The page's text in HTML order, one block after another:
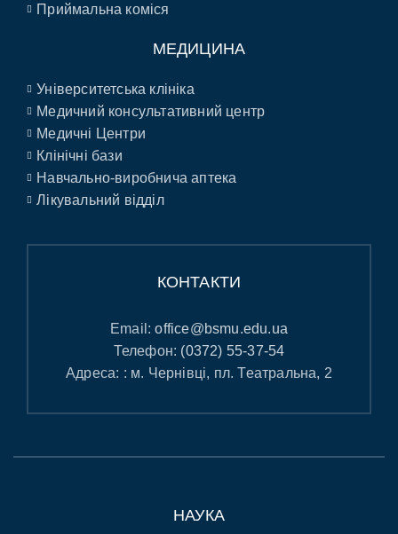
Приймальна коміся
МЕДИЦИНА
Університетська клініка
Медичний консультативний центр
Медичні Центри
Клінічні бази
Навчально-виробнича аптека
Лікувальний відділ
КОНТАКТИ
Email:office@bsmu.edu.ua
Телефон: (0372) 55-37-54
Адреса: : м. Чернівці, пл. Театральна, 2
НАУКА